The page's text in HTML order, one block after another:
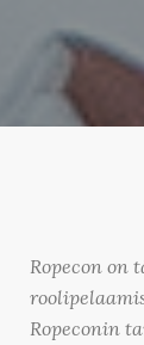
Ropecon
Ropeconin